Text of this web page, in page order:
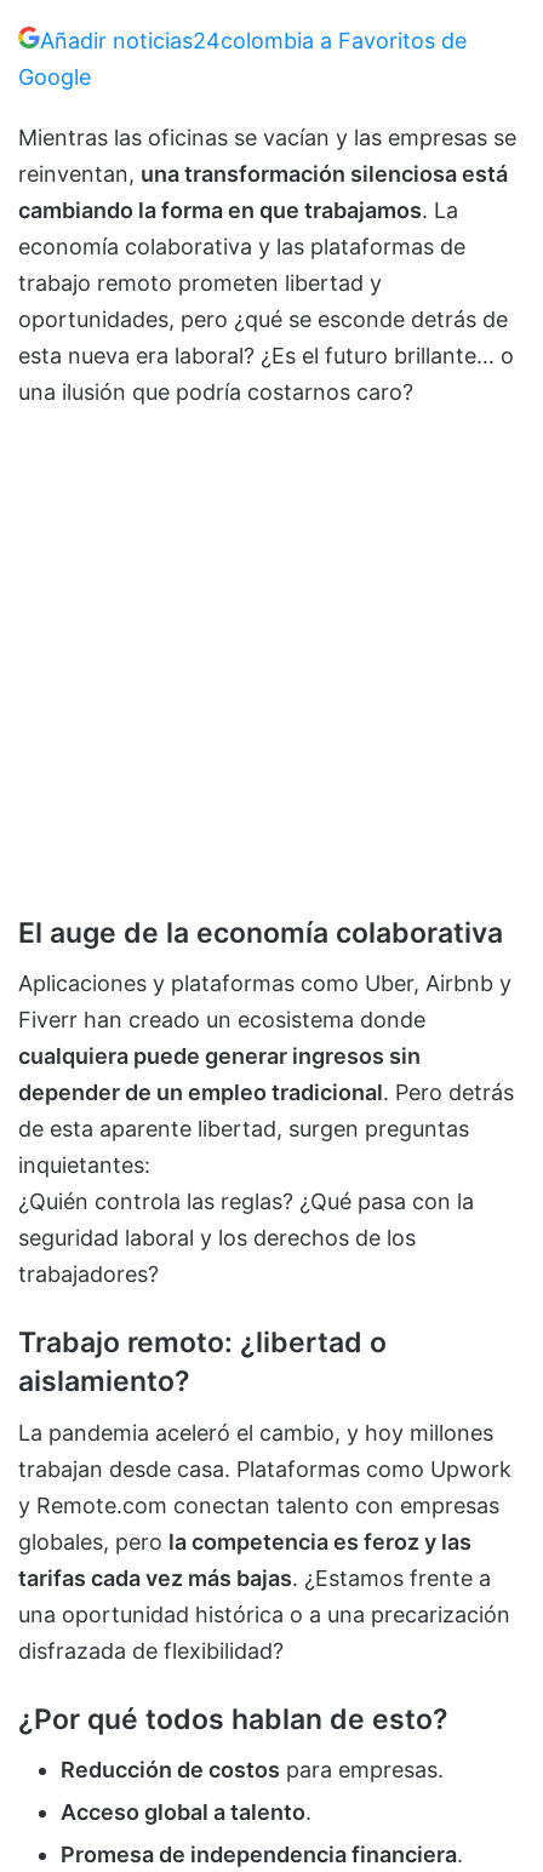
Añadir noticias24colombia a Favoritos de
Google
Mientras las oficinas se vacían y las empresas se
reinventan, una transformación silenciosa está
cambiando la forma en que trabajamos. La
economía colaborativa y las plataformas de
trabajo remoto prometen libertad y
oportunidades, pero ¿qué se esconde detrás de
esta nueva era laboral? ¿Es el futuro brillante… o
una ilusión que podría costarnos caro?
El auge de la economía colaborativa
Aplicaciones y plataformas como Uber, Airbnb y
Fiverr han creado un ecosistema donde
cualquiera puede generar ingresos sin
depender de un empleo tradicional. Pero detrás
de esta aparente libertad, surgen preguntas
inquietantes:
¿Quién controla las reglas? ¿Qué pasa con la
seguridad laboral y los derechos de los
trabajadores?
Trabajo remoto: ¿libertad o
aislamiento?
La pandemia aceleró el cambio, y hoy millones
trabajan desde casa. Plataformas como Upwork
y Remote.com conectan talento con empresas
globales, pero la competencia es feroz y las
tarifas cada vez más bajas. ¿Estamos frente a
una oportunidad histórica o a una precarización
disfrazada de flexibilidad?
¿Por qué todos hablan de esto?
Reducción de costos para empresas.
Acceso global a talento.
Promesa de independencia financiera.